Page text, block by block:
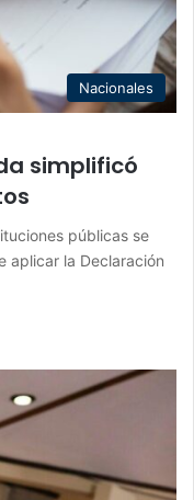
Nacionales
simplificó
públicas se
aplicar la Declaración